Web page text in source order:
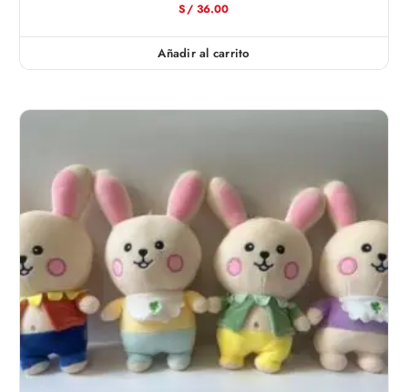
S/36.00
Añadir al carrito